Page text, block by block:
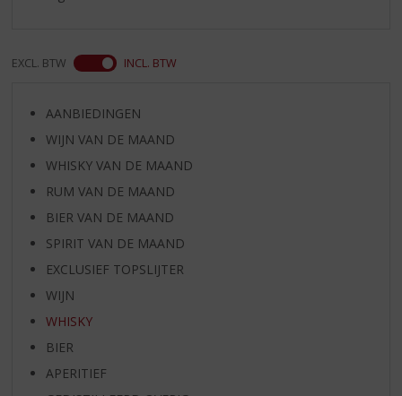
EXCL. BTW INCL. BTW
AANBIEDINGEN
WIJN VAN DE MAAND
WHISKY VAN DE MAAND
RUM VAN DE MAAND
BIER VAN DE MAAND
SPIRIT VAN DE MAAND
EXCLUSIEF TOPSLIJTER
WIJN
WHISKY
BIER
APERITIEF